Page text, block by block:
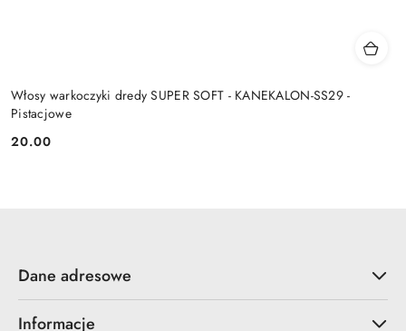
Włosy warkoczyki dredy SUPER SOFT - KANEKALON-SS29 -
Pistacjowe
Cena:
20.00
Dane adresowe
Informacje